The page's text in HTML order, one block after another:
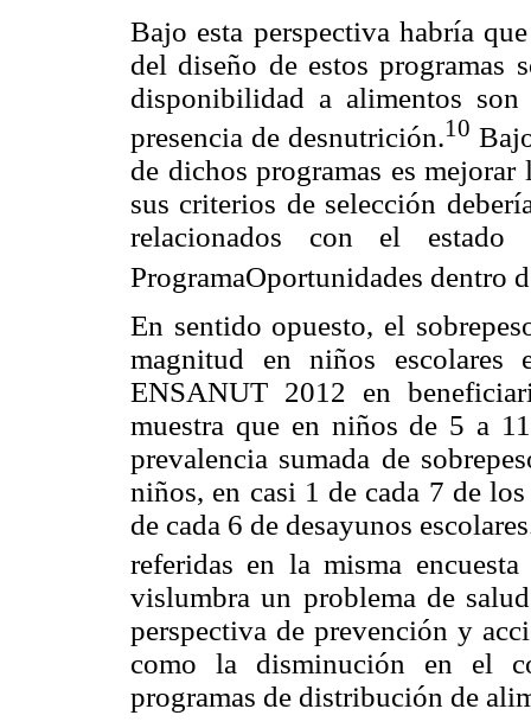
Bajo esta perspectiva habría
del diseño de estos programas
disponibilidad a alimentos son
presencia de desnutrición.10
de dichos programas es
sus criterios de selección
relacionados con el
ProgramaOportunidades dentro
En sentido opuesto, el
magnitud en niños
ENSANUT 2012 en
muestra que en niños de 5 a
prevalencia sumada de
niños, en casi 1 de cada 7 de
de cada 6 de desayunos
referidas en la misma
vislumbra un problema de
perspectiva de prevención y
como la disminución en el
programas de distribución de